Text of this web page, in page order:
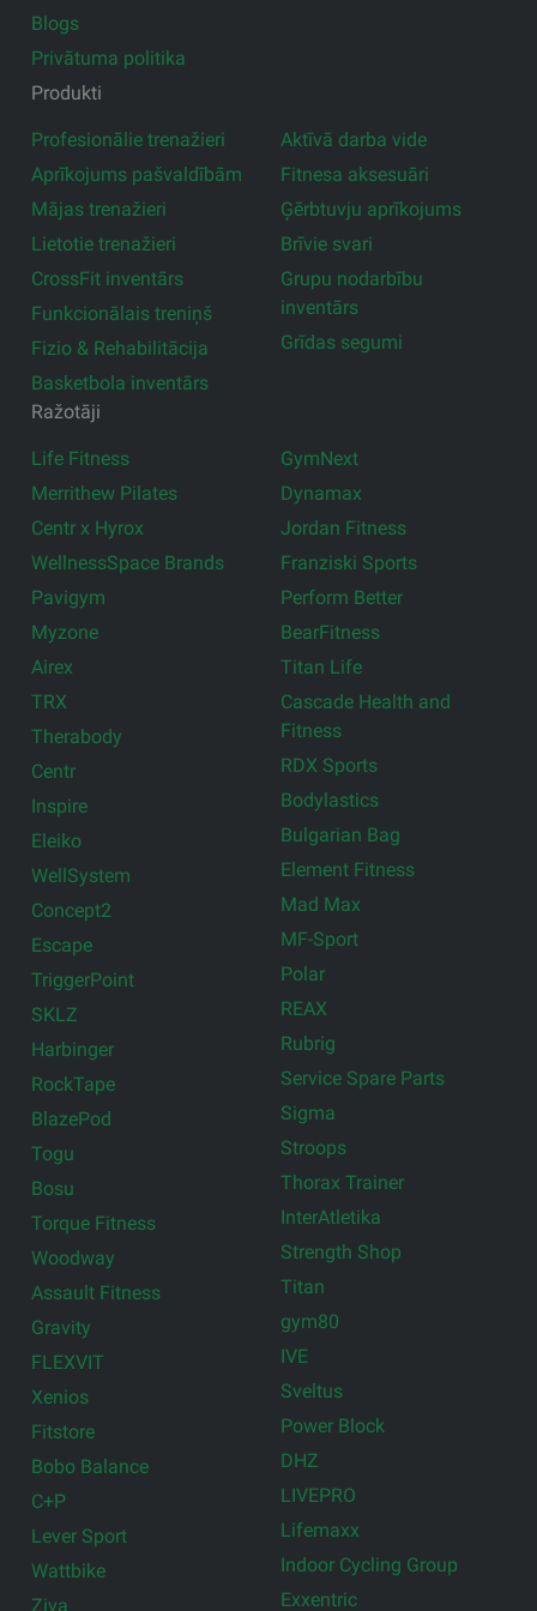
Blogs
Privātuma politika
Produkti
Profesionālie trenažieri
Aprīkojums pašvaldībām
Mājas trenažieri
Lietotie trenažieri
CrossFit inventārs
Funkcionālais treniņš
Fizio & Rehabilitācija
Basketbola inventārs
Aktīvā darba vide
Fitnesa aksesuāri
Ģērbtuvju aprīkojums
Brīvie svari
Grupu nodarbību
inventārs
Grīdas segumi
Ražotāji
Life Fitness
Merrithew Pilates
Centr x Hyrox
WellnessSpace Brands
Pavigym
Myzone
Airex
TRX
Therabody
Centr
Inspire
Eleiko
WellSystem
Concept2
Escape
TriggerPoint
SKLZ
Harbinger
RockTape
BlazePod
Togu
Bosu
Torque Fitness
Woodway
Assault Fitness
Gravity
FLEXVIT
Xenios
Fitstore
Bobo Balance
C+P
Lever Sport
Wattbike
Ziva
GymNext
Dynamax
Jordan Fitness
Franziski Sports
Perform Better
BearFitness
Titan Life
Cascade Health and
Fitness
RDX Sports
Bodylastics
Bulgarian Bag
Element Fitness
Mad Max
MF-Sport
Polar
REAX
Rubrig
Service Spare Parts
Sigma
Stroops
Thorax Trainer
InterAtletika
Strength Shop
Titan
gym80
IVE
Sveltus
Power Block
DHZ
LIVEPRO
Lifemaxx
Indoor Cycling Group
Exxentric